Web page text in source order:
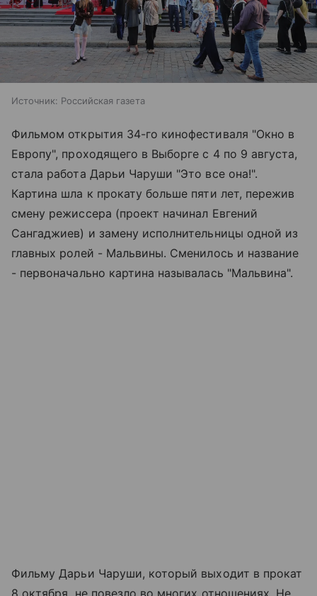
Источник: Российская газета
Фильмом открытия 34-го кинофестиваля "Окно в
Европу", проходящего в Выборге с 4 по 9 августа,
стала работа Дарьи Чаруши "Это все она!".
Картина шла к прокату больше пяти лет, пережив
смену режиссера (проект начинал Евгений
Сангаджиев) и замену исполнительницы одной из
главных ролей - Мальвины. Сменилось и название
- первоначально картина называлась "Мальвина".
Фильму Дарьи Чаруши, который выходит в прокат